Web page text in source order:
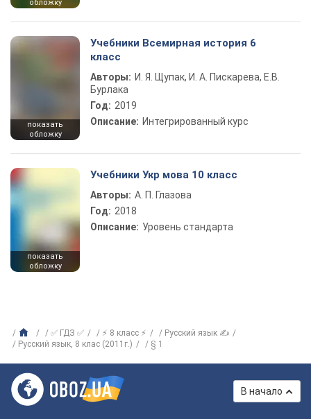
обложку
показать
обложку
Учебники Всемирная история 6
класс
Авторы: И. Я. Щупак, И. А. Пискарева, Е.В.
Бурлака
Год: 2019
Описание: Интегрированный курс
показать
обложку
Учебники Укр мова 10 класс
Авторы: А. П. Глазова
Год: 2018
Описание: Уровень стандарта
✅ ГДЗ ✅ ⚡ 8 класс ⚡
Русский язык ✍
Русский язык, 8 клас (2011г.)
§ 1
В начало